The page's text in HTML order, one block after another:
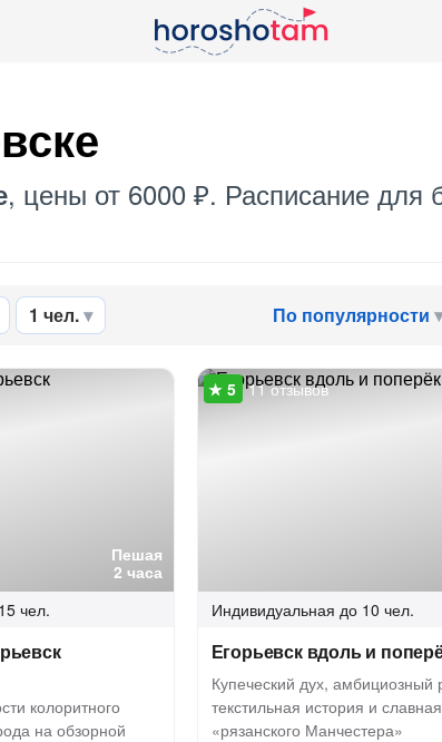
, цены от 6000 ₽. Расписание для
1 чел. По популярности
Пешая
2 часа
чел.
колоритного
на обзорной
11 отзывов
Индивидуальная до 10 чел.
Егорьевск вдоль и
Купеческий дух, амбициозный
текстильная история и
«рязанского Манчестера»